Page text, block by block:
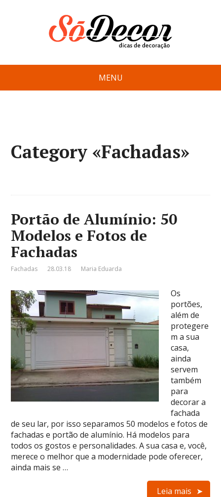
MENU
Category «Fachadas»
Portão de Alumínio: 50
Modelos e Fotos de
Fachadas
Fachadas 28.03.18 Maria Eduarda
Os
portões,
além de
protegere
m a sua
casa,
ainda
servem
também
para
decorar a
fachada
de seu lar, por isso separamos 50 modelos e fotos de
fachadas e portão de alumínio. Há modelos para
todos os gostos e personalidades. A sua casa e, você,
merece o melhor que a modernidade pode oferecer,
ainda mais se …
Leia mais